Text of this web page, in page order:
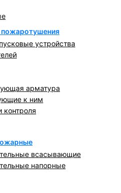
пожаротушения
устройства
арматура
к ним
всасывающие
напорные